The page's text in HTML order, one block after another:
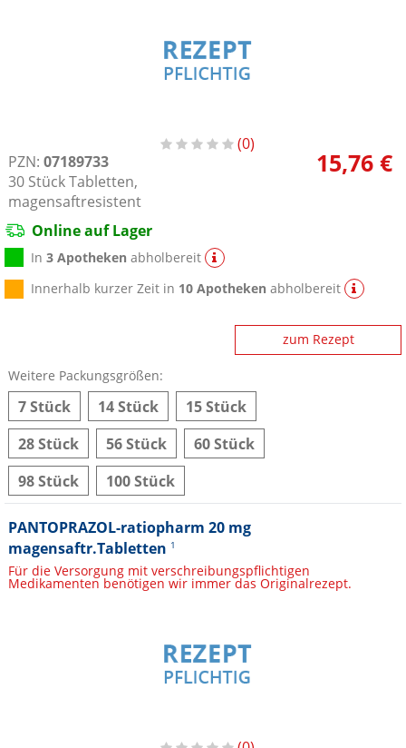
0
PZN: 07189733
30 Stück Tabletten,
magensaftresistent
15,76 €
Online auf Lager
In3 Apotheken abholbereit
Innerhalb kurzer Zeit in 10 Apotheken abholbereit
zum Rezept
Weitere Packungsgrößen:
7 Stück 14 Stück
15 Stück
28 Stück
56 Stück
60 Stück
98 Stück
100 Stück
PANTOPRAZOL-ratiopharm 20 mg
magensaftr.Tabletten 1
Für die Versorgung mit verschreibungspflichtigen
Medikamenten benötigen wir immer das Originalrezept.